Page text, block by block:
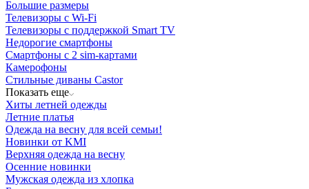
Большие размеры
Телевизоры с Wi-Fi
Телевизоры с поддержкой Smart TV
Недорогие смартфоны
Смартфоны с 2 sim-картами
Камерофоны
Стильные диваны Castor
Показать еще
Хиты летней одежды
Летние платья
Одежда на весну для всей семьи!
Новинки от KMI
Верхняя одежда на весну
Осенние новинки
Мужская одежда из хлопка